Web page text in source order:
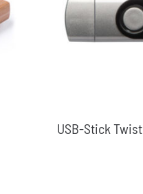
USB-Stick Twist